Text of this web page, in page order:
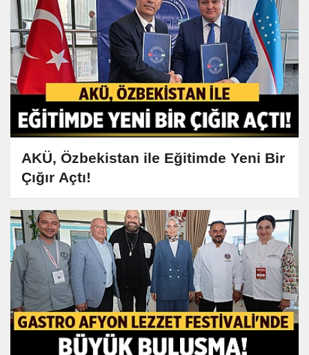
AKÜ, Özbekistan ile Eğitimde Yeni Bir
Çığır Açtı!